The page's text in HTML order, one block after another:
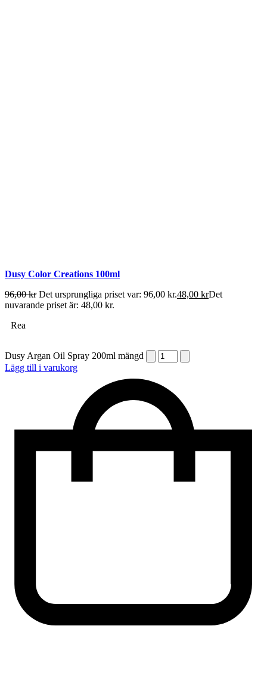
Dusy Color Creations 100ml
96,00kr Det ursprungliga priset var: 96,00 kr.48,00 krDet
nuvarande priset är: 48,00 kr.
Rea
Dusy Argan Oil Spray 200ml mängd
Lägg till i varukorg